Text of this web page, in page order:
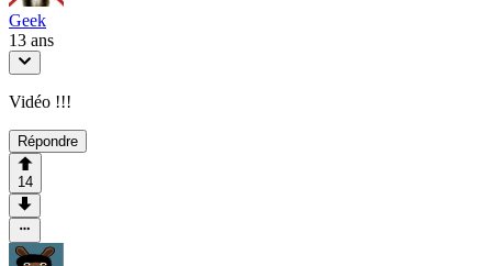
Geek
13 ans
Vidéo !!!
Répondre
14